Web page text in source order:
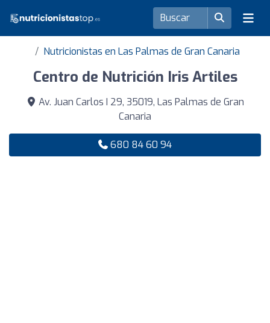
Nutricionistas en Las Palmas de Gran Canaria
Centro de Nutrición Iris Artiles
Av. Juan Carlos I 29, 35019, Las Palmas de Gran
Canaria
680 84 60 94